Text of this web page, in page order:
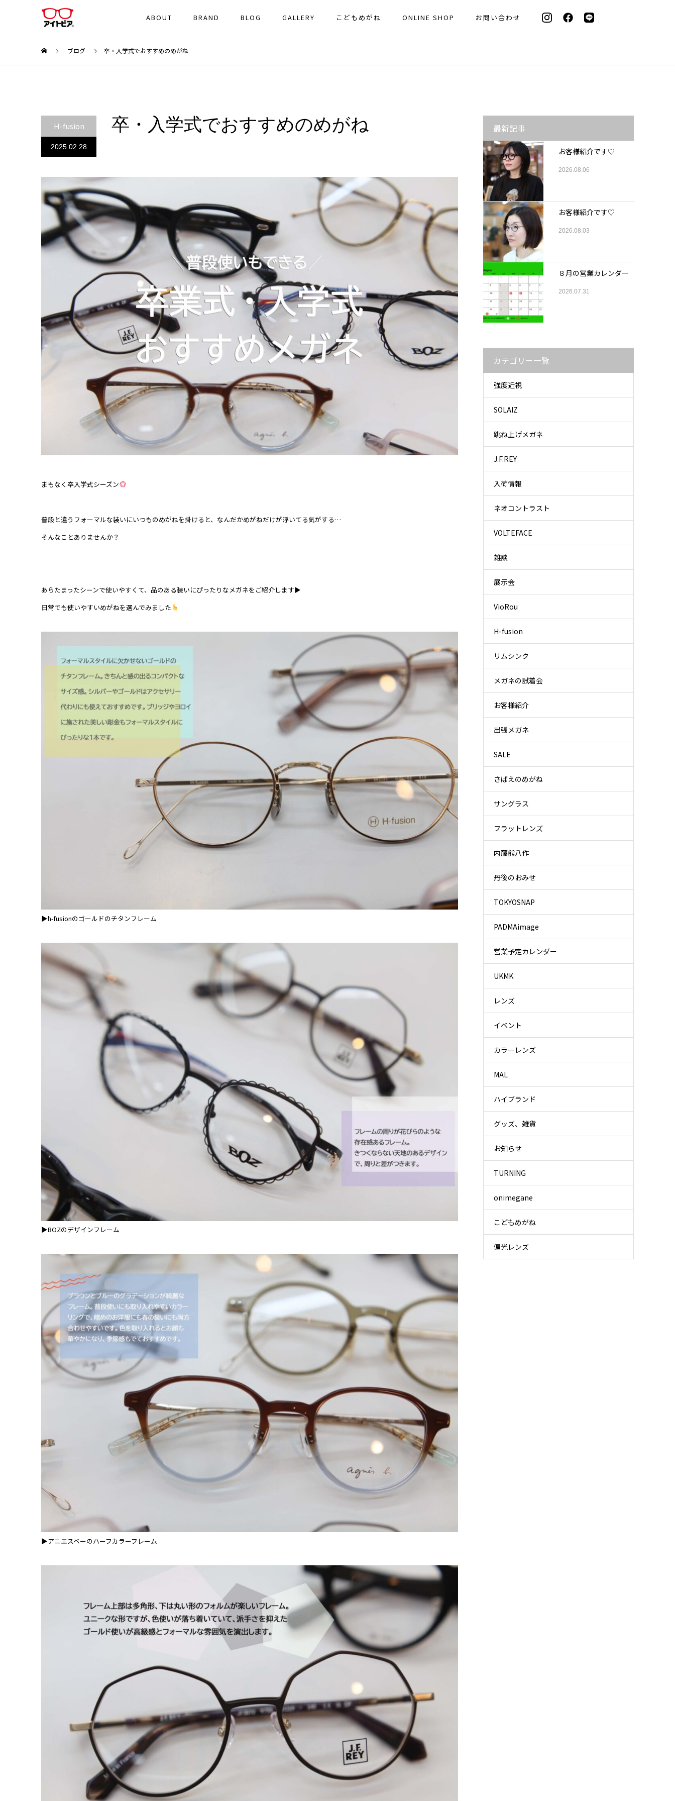
ABOUT BRAND BLOG GALLERY こどもめがね ONLINE SHOP お問い合わせ
ブログ 卒・入学式でおすすめのめがね
H-fusion
2025.02.28
卒・入学式でおすすめのめがね
まもなく卒入学式シーズン
普段と違うフォーマルな装いにいつものめがねを掛けると、なんだかめがねだけが浮いてる気がする…⁡
⁡そんなことありませんか？⁡
あらたまったシーンで使いやすくて、品のある装いにぴったりなメガネをご紹介します▶
日常でも使いやすいめがねを選んでみました
▶h-fusionのゴールドのチタンフレーム
▶BOZのデザインフレーム
▶アニエスベーのハーフカラーフレーム
最新記事
お客様紹介です♡
2026.08.06
お客様紹介です♡
2026.08.03
８月の営業カレンダー
2026.07.31
カテゴリー一覧
強度近視
SOLAIZ
跳ね上げメガネ
J.F.REY
入荷情報
ネオコントラスト
VOLTEFACE
雑談
展示会
VioRou
H-fusion
リムシンク
メガネの試着会
お客様紹介
出張メガネ
SALE
さばえのめがね
サングラス
フラットレンズ
内藤熊八作
丹後のおみせ
TOKYOSNAP
PADMAimage
営業予定カレンダー
UKMK
レンズ
イベント
カラーレンズ
MAL
ハイブランド
グッズ、雑貨
お知らせ
TURNING
onimegane
こどもめがね
偏光レンズ